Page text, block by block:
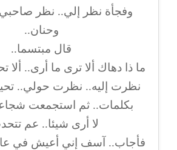
وفجأة نظر إلي.. نظر
وحنان..
قال مبتسما..
ما ذا دهاك ألا ترى ما أرى..
نظرت إليه.. نظرت حولي..
بكلمات.. ثم استجمعت
لا أرى شيئا.. عم
فأجاب.. آسف إني أعيش في